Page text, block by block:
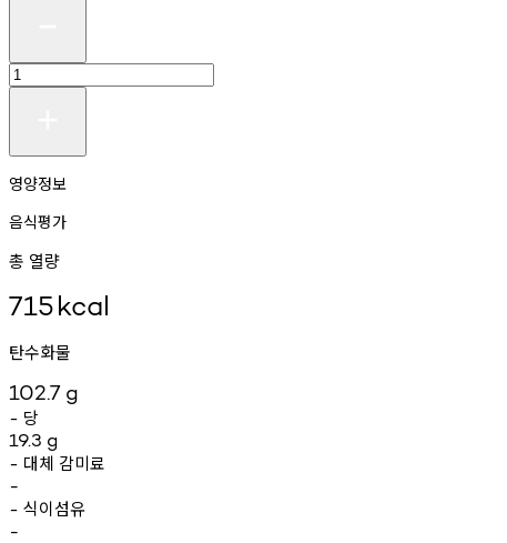
영양정보
음식평가
총 열량
715kcal
탄수화물
102.7 g
- 당
19.3 g
- 대체 감미료
-
- 식이섬유
-